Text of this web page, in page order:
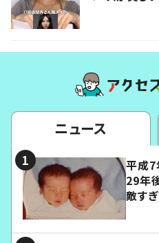
ニュース
平成7
29年
敵すぎ